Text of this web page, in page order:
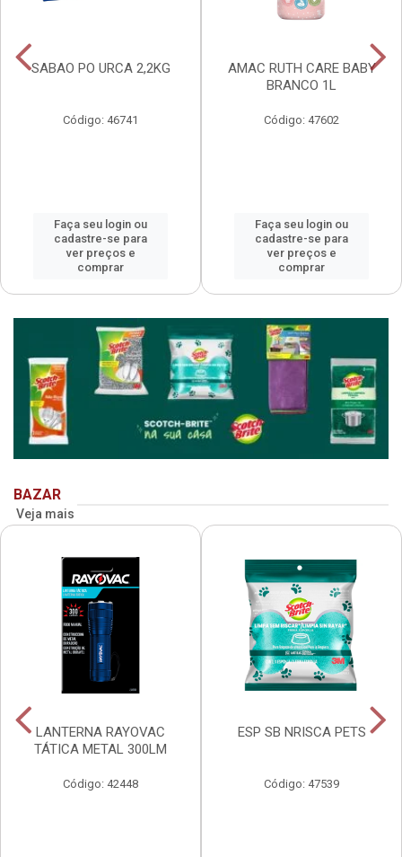
SABAO PO URCA 2,2KG
Código: 46741
Faça seu login ou
cadastre-se para
ver preços e
comprar
AMAC RUTH CARE BABY
BRANCO 1L
Código: 47602
Faça seu login ou
cadastre-se para
ver preços e
comprar
BAZAR
Veja mais
LANTERNA RAYOVAC
TÁTICA METAL 300LM
Código: 42448
ESP SB NRISCA PETS
Código: 47539